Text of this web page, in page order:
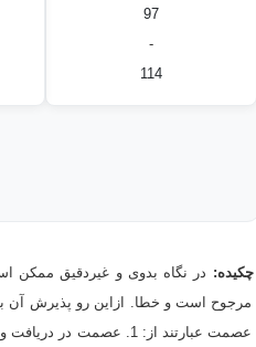
97
-
114
چکیده: در نگاه بدوی و غیردقیق ممکن
مرجوح است و خطا. ازاین رو پذیرش آن